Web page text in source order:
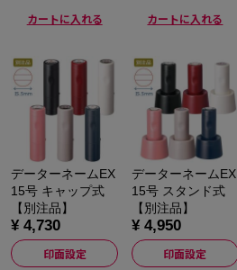
カートに入れる カートに入れる
データーネームEX
15号 キャップ式
【別注品】
¥ 4,730
印面設定
データーネームEX
15号 スタンド式
【別注品】
¥ 4,950
印面設定